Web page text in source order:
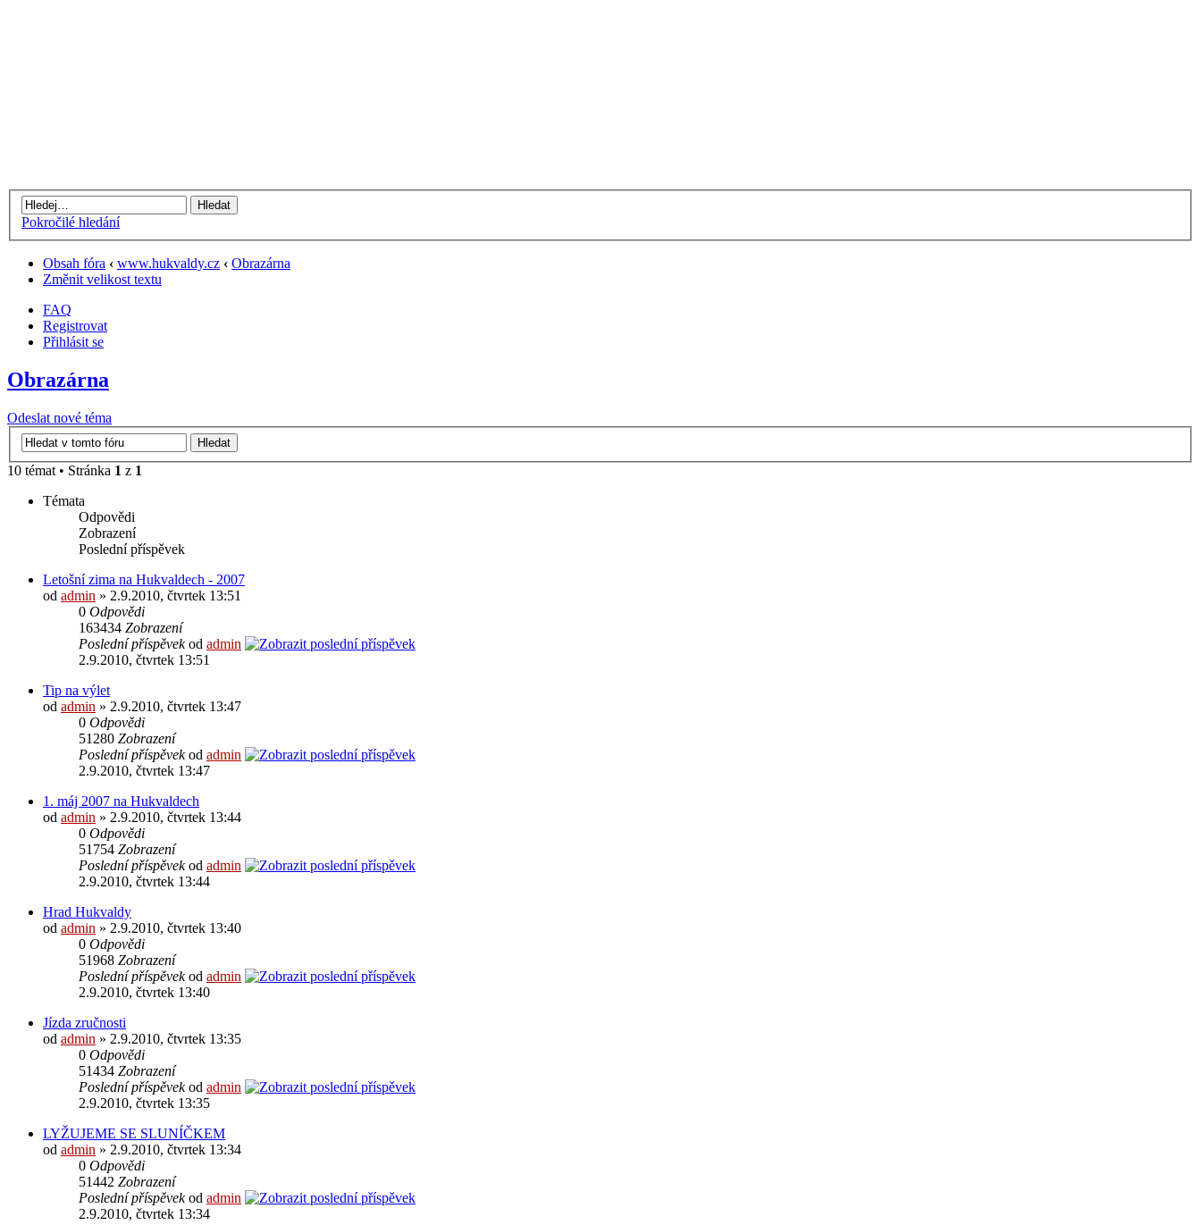
Pokročilé hledání
Obsah fóra ‹ www.hukvaldy.cz ‹ Obrazárna
Změnit velikost textu
FAQ
Registrovat
Přihlásit se
Obrazárna
Odeslat nové téma
10 témat • Stránka 1 z 1
Témata
Odpovědi
Zobrazení
Poslední příspěvek
Letošní zima na Hukvaldech - 2007
od admin » 2.9.2010, čtvrtek 13:51
0 Odpovědi
163434 Zobrazení
Poslední příspěvekod admin
2.9.2010, čtvrtek 13:51
Tip na výlet
od admin » 2.9.2010, čtvrtek 13:47
0 Odpovědi
51280 Zobrazení
Poslední příspěvekod admin
2.9.2010, čtvrtek 13:47
1. máj 2007 na Hukvaldech
od admin » 2.9.2010, čtvrtek 13:44
0 Odpovědi
51754 Zobrazení
Poslední příspěvekod admin
2.9.2010, čtvrtek 13:44
Hrad Hukvaldy
od admin » 2.9.2010, čtvrtek 13:40
0 Odpovědi
51968 Zobrazení
Poslední příspěvekod admin
2.9.2010, čtvrtek 13:40
Jízda zručnosti
od admin » 2.9.2010, čtvrtek 13:35
0 Odpovědi
51434 Zobrazení
Poslední příspěvekod admin
2.9.2010, čtvrtek 13:35
LYŽUJEME SE SLUNÍČKEM
od admin » 2.9.2010, čtvrtek 13:34
0 Odpovědi
51442 Zobrazení
Poslední příspěvekod admin
2.9.2010, čtvrtek 13:34